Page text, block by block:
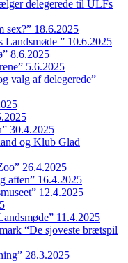
delegerede til ULFs
sex?” 18.6.2025
” 10.6.2025
8.6.2025
5.6.2025
valg af delegerede”
30.4.2025
og Klub Glad
26.4.2025
aften” 16.4.2025
12.4.2025
11.4.2025
“De sjoveste brætspil
28.3.2025